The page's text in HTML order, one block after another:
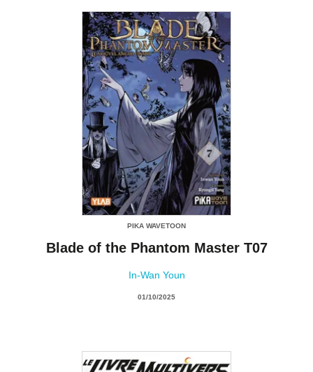
PIKA WAVETOON
Blade of the Phantom Master T07
In-Wan Youn
01/10/2025